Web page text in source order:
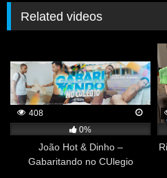
Related videos
408
0%
João Hot & Dinho –
Gabaritando no CUlegio